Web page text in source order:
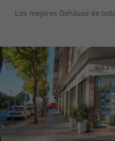
Los mejores Gehäuse de